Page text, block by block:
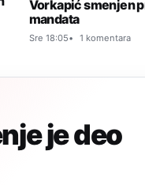
Vorkapić smenjen
mandata
Sre 18:05 1 komentara
je deo